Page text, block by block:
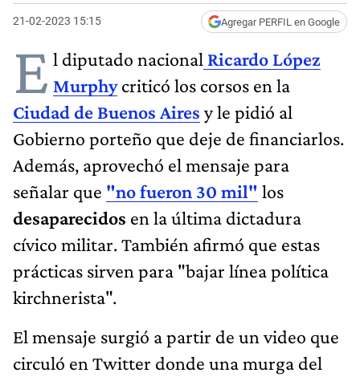
21-02-2023 15:15 Agregar PERFIL en Google
E l diputado nacional Ricardo López
Murphycriticó los corsos en la
Ciudad de Buenos Aires y le pidió al
Gobierno porteño que deje de financiarlos.
Además, aprovechó el mensaje para
señalar que "no fueron 30 mil" los
desaparecidos en la última dictadura
cívico militar. También afirmó que estas
prácticas sirven para "bajar línea política
kirchnerista".
El mensaje surgió a partir de un video que
circuló en Twitter donde una murga del